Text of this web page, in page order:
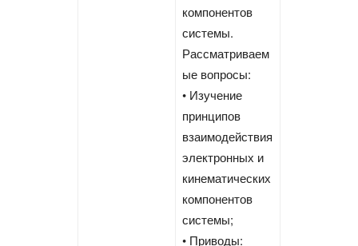
компонентов
системы.
Рассматриваем
ые вопросы:
• Изучение
принципов
взаимодействия
электронных и
кинематических
компонентов
системы;
• Приводы: